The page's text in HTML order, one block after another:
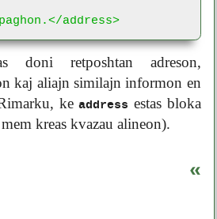
address>
doni retposhtan adreson,
kaj aliajn similajn informon en
keaddress estas bloka
kreas kvazau alineon).
«